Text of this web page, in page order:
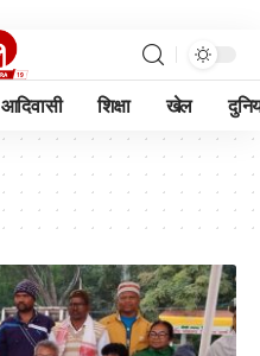
आदिवासी शिक्षा खेल